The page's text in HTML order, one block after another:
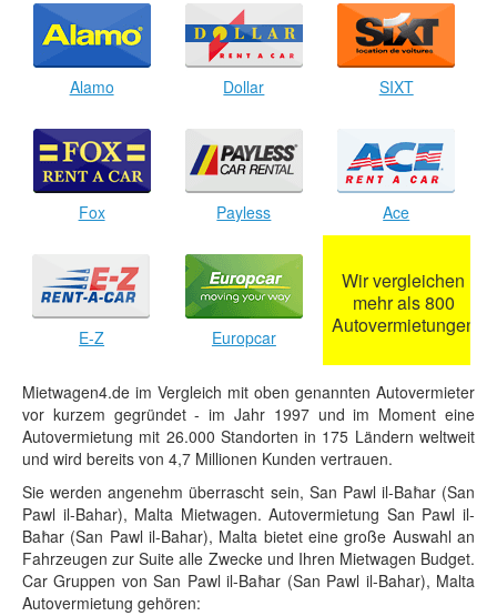
Alamo Dollar SIXT
Fox Payless Ace
E-Z Europcar
Wir vergleichen
mehr als 800
Autovermietungen
Mietwagen4.de im Vergleich mit oben genannten Autovermieter
vor kurzem gegründet - im Jahr 1997 und im Moment eine
Autovermietung mit 26.000 Standorten in 175 Ländern weltweit
und wird bereits von 4,7 Millionen Kunden vertrauen.
Sie werden angenehm überrascht sein, San Pawl il-Baħar (San
Pawl il-Bahar), Malta Mietwagen. Autovermietung San Pawl il-
Baħar (San Pawl il-Bahar), Malta bietet eine große Auswahl an
Fahrzeugen zur Suite alle Zwecke und Ihren Mietwagen Budget.
Car Gruppen von San Pawl il-Baħar (San Pawl il-Bahar), Malta
Autovermietung gehören: